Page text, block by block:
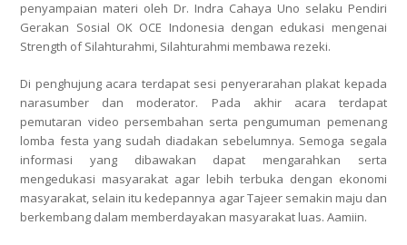
penyampaian materi oleh Dr. Indra Cahaya Uno selaku Pendiri
Gerakan Sosial OK OCE Indonesia dengan edukasi mengenai
Strength of Silahturahmi, Silahturahmi membawa rezeki.
Di penghujung acara terdapat sesi penyerarahan plakat kepada
narasumber dan moderator. Pada akhir acara terdapat
pemutaran video persembahan serta pengumuman pemenang
lomba festa yang sudah diadakan sebelumnya. Semoga segala
informasi yang dibawakan dapat mengarahkan serta
mengedukasi masyarakat agar lebih terbuka dengan ekonomi
masyarakat, selain itu kedepannya agar Tajeer semakin maju dan
berkembang dalam memberdayakan masyarakat luas. Aamiin.